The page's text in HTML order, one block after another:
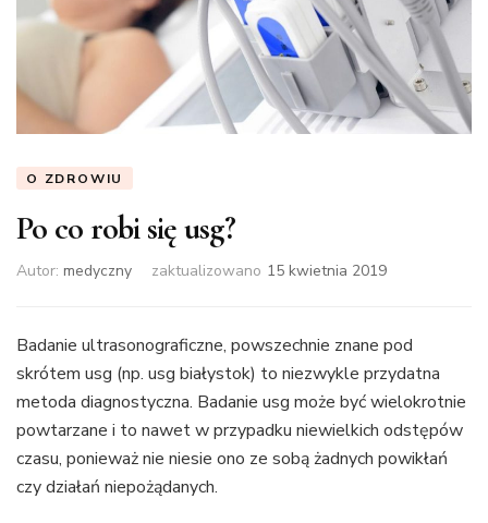
O ZDROWIU
Po co robi się usg?
Autor: medyczny zaktualizowano 15 kwietnia 2019
Badanie ultrasonograficzne, powszechnie znane pod
skrótem usg (np. usg białystok) to niezwykle przydatna
metoda diagnostyczna. Badanie usg może być wielokrotnie
powtarzane i to nawet w przypadku niewielkich odstępów
czasu, ponieważ nie niesie ono ze sobą żadnych powikłań
czy działań niepożądanych.